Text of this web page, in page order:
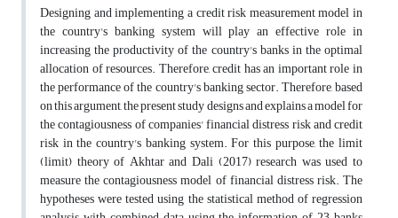
Designing and implementing a credit risk measurement model in
the country's banking system will play an effective role in
increasing the productivity of the country's banks in the optimal
allocation of resources. Therefore, credit has an important role in
the performance of the country's banking sector. Therefore, based
on this argument, the present study designs and explains a model for
the contagiousness of companies' financial distress risk and credit
risk in the country's banking system. For this purpose, the limit
(limit) theory of Akhtar and Dali (2017) research was used to
measure the contagiousness model of financial distress risk. The
hypotheses were tested using the statistical method of regression